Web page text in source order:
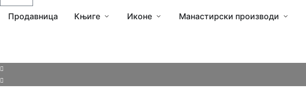
Продавница Књиге Иконе Манастирски производи